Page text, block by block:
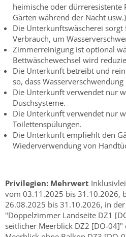
heimische oder dürreresistente
Gärten während der Nacht
Die Unterkunftswäscherei
Verbrauch, um
Zimmerreinigung ist optional
Bettwäschewechsel wird
Die Unterkunft betreibt und
so, dass
Die Unterkunft verwendet nur
Duschsysteme.
Die Unterkunft verwendet nur
Toilettenspülungen.
Die Unterkunft empfiehlt den
Wiederverwendung von
Privilegien: Mehrwert
vom 03.11.2025 bis 31.10.2026,
26.08.2025 bis 31.10.2026, in
"Doppelzimmer Landseite DZ1
seitlicher Meerblick DZ2 [DO-